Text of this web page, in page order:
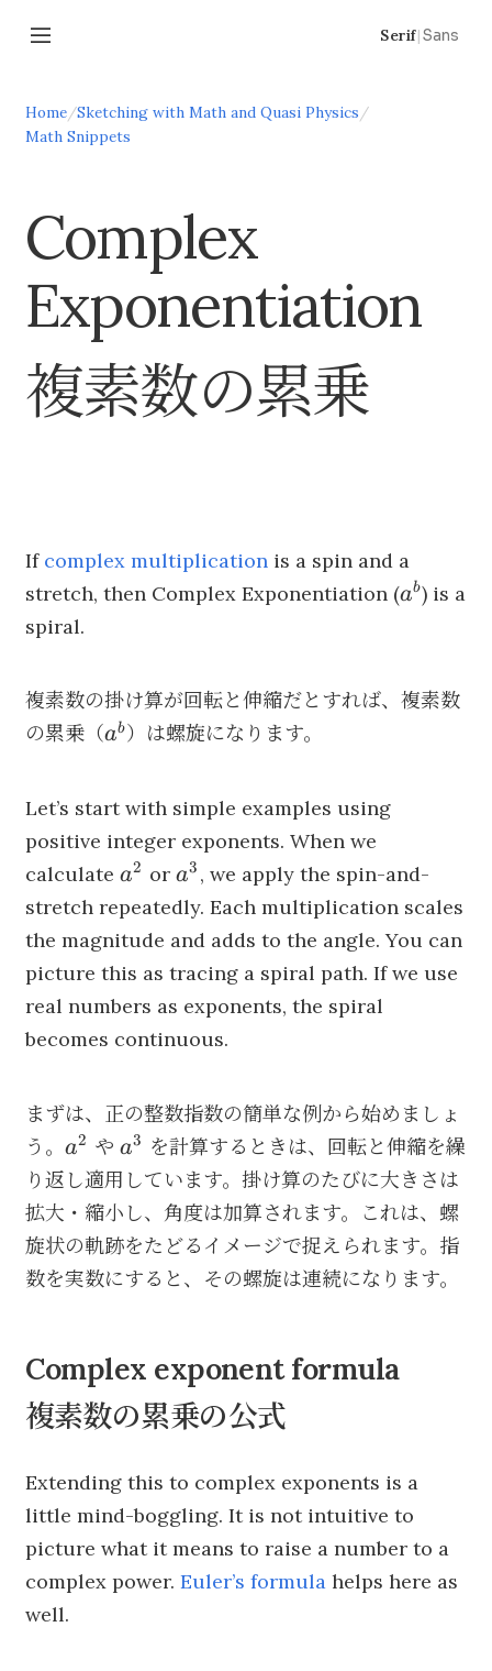
Serif|Sans
Home/Sketching with Math and Quasi Physics/
Math Snippets
Complex
Exponentiation
複素数の累乗
If complex multiplicationis a spin and a
stretch, then Complex Exponentiation (a^b
ab) is a
spiral.
複素数の掛け算が回転と伸縮だとすれば、複素数
の累乗（a^b
ab ）は螺旋になります。
Let’s start with simple examples using
positive integer exponents. When we
calculate a^2
a2 or a^3
a3 , we apply the spin-and-
stretch repeatedly. Each multiplication scales
the magnitude and adds to the angle. You can
picture this as tracing a spiral path. If we use
real numbers as exponents, the spiral
becomes continuous.
まずは、正の整数指数の簡単な例から始めましょ
う。 a^2
a2 や a^3
a3 を計算するときは、回転と伸縮を繰
り返し適用しています。掛け算のたびに大きさは
拡大・縮小し、角度は加算されます。これは、螺
旋状の軌跡をたどるイメージで捉えられます。指
数を実数にすると、その螺旋は連続になります。
Complex exponent formula
複素数の累乗の公式
Extending this to complex exponents is a
little mind-boggling. It is not intuitive to
picture what it means to raise a number to a
complex power. Euler’s formulahelps here as
well.